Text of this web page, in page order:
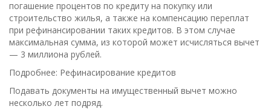
погашение процентов по кредиту на покупку или
строительство жилья, а также на компенсацию переплат
при рефинансировании таких кредитов. В этом случае
максимальная сумма, из которой может исчисляться вычет
— 3 миллиона рублей.
Подробнее: Рефинасирование кредитов
Подавать документы на имущественный вычет можно
несколько лет подряд.